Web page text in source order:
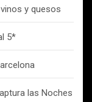
y quesos
5*
las Noches